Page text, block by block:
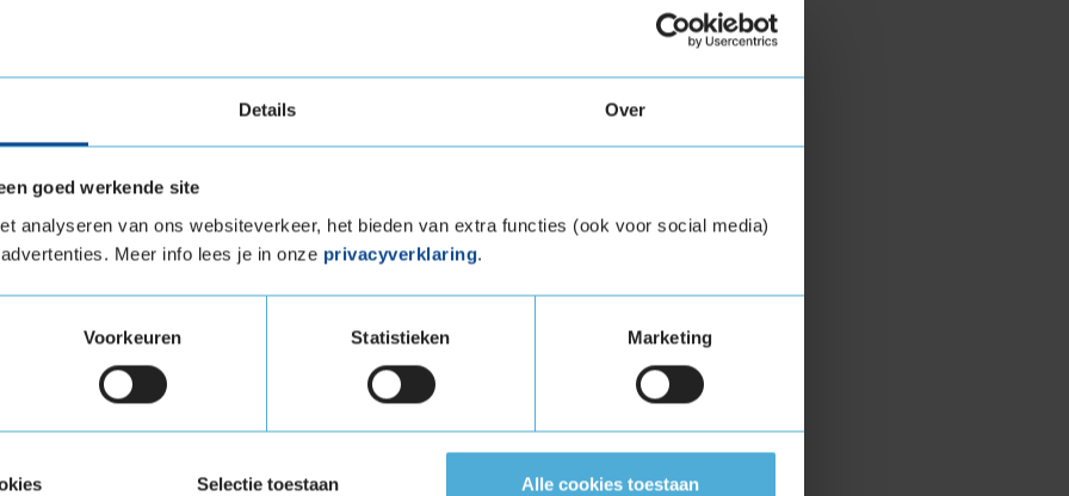
Details Over
goed werkende site
analyseren van ons websiteverkeer, het bieden van extra functies (ook voor social media)
Meer info lees je in onze privacyverklaring.
Voorkeuren Statistieken Marketing
Selectie toestaan Alle cookies toestaan
wegdek en dit betekent een goede grip op
zorgt voor een lagere
de band is vermindert. Daarom is deze band
Extra Load (verstevigde band)
die banden met een hoger
banden zijn te herkennen aan het